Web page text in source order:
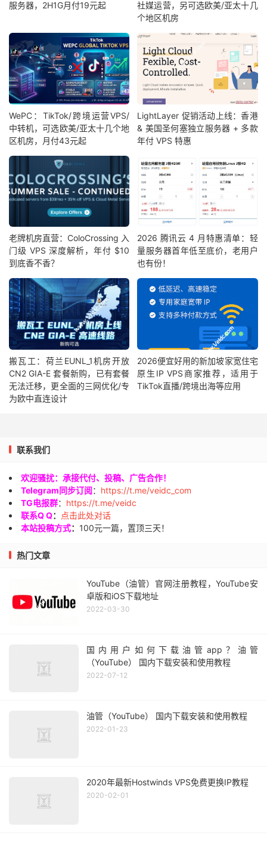
服务器，2H1G月付19元起
社媒运营，另可选欧美/亚太十几
个地区机房
WePC：TikTok/跨境运营VPS/
中转机，可选欧美/亚太十几个地
区机房，月付43元起
LightLayer 促销活动上线：香港
& 美国圣何塞独立服务器 + 多款
年付 VPS 特惠
老牌机房直营：ColoCrossing 入
门级 VPS 深度解析，年付 $10
到底香不香？
2026 腾讯云 4 月特惠清单：轻
量服务器首年低至底价，老用户
也有份！
搬瓦工：荷兰EUNL_1机房开放
CN2 GIA-E 套餐新购，已有套餐
无法迁移，更全面的三网优化/专
为欧中直连设计
2026便宜好用的新加坡家宽住宅
原生IP VPS商家推荐，适用于
TikTok直播/跨境出海等应用
联系我们
欢迎骚扰：承接代付、投稿、广告合作！
Telegram同步订阅： https://t.me/veidc_com
TG电报群： https://t.me/veidc
联系Q Q：
点击此处对话
本站投稿方式： 100元一篇，置顶三天！
热门文章
YouTube（油管）官网注册教程，YouTube安
卓版和iOS下载地址
2022-03-30
国内用户如何下载油管app？油管
（YouTube） 国内下载安装和使用教程
2022-07-12
油管（YouTube） 国内下载安装和使用教程
2022-01-23
2020年最新Hostwinds VPS免费更换IP教程
2020-02-01